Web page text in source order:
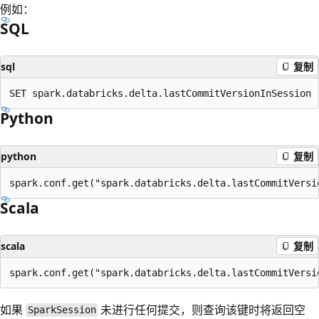
例如：
SQL
sql 复制
Python
python 复制
Scala
scala 复制
如果 SparkSession 未进行任何提交，则查询该键时将返回空